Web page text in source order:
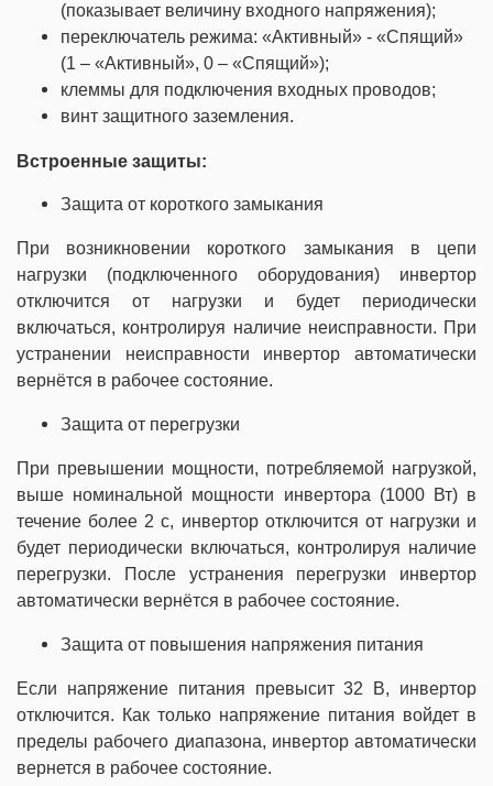
(показывает величину входного напряжения);
переключатель режима: «Активный» - «Спящий»
(1 – «Активный», 0 – «Спящий»);
клеммы для подключения входных проводов;
винт защитного заземления.
Встроенные защиты:
Защита от короткого замыкания
При возникновении короткого замыкания в цепи
нагрузки (подключенного оборудования) инвертор
отключится от нагрузки и будет периодически
включаться, контролируя наличие неисправности. При
устранении неисправности инвертор автоматически
вернётся в рабочее состояние.
Защита от перегрузки
При превышении мощности, потребляемой нагрузкой,
выше номинальной мощности инвертора (1000 Вт) в
течение более 2 с, инвертор отключится от нагрузки и
будет периодически включаться, контролируя наличие
перегрузки. После устранения перегрузки инвертор
автоматически вернётся в рабочее состояние.
Защита от повышения напряжения питания
Если напряжение питания превысит 32 В, инвертор
отключится. Как только напряжение питания войдет в
пределы рабочего диапазона, инвертор автоматически
вернется в рабочее состояние.